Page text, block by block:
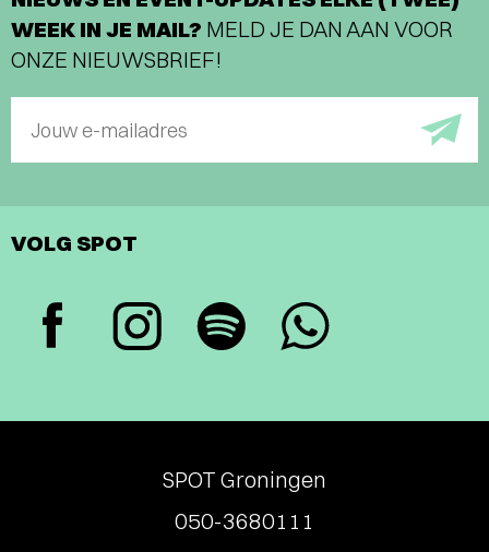
WEEK IN JE MAIL? MELD JE DAN AAN VOOR
ONZE NIEUWSBRIEF!
Jouw e-mailadres
VOLG SPOT
SPOT Groningen
050-3680111